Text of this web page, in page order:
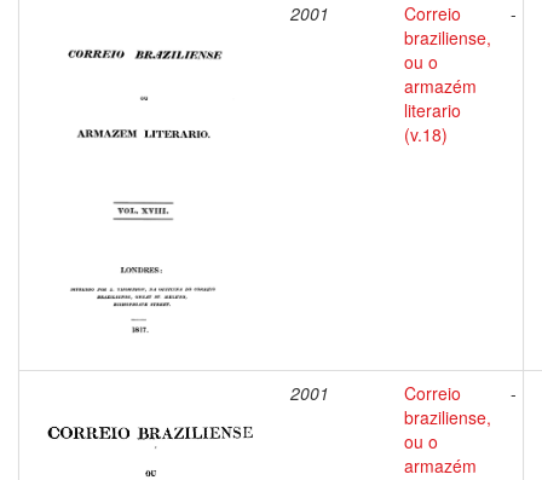
2001
Correio
braziliense,
ou o
armazém
literario
(v.18)
-
2001
Correio
braziliense,
ou o
armazém
-